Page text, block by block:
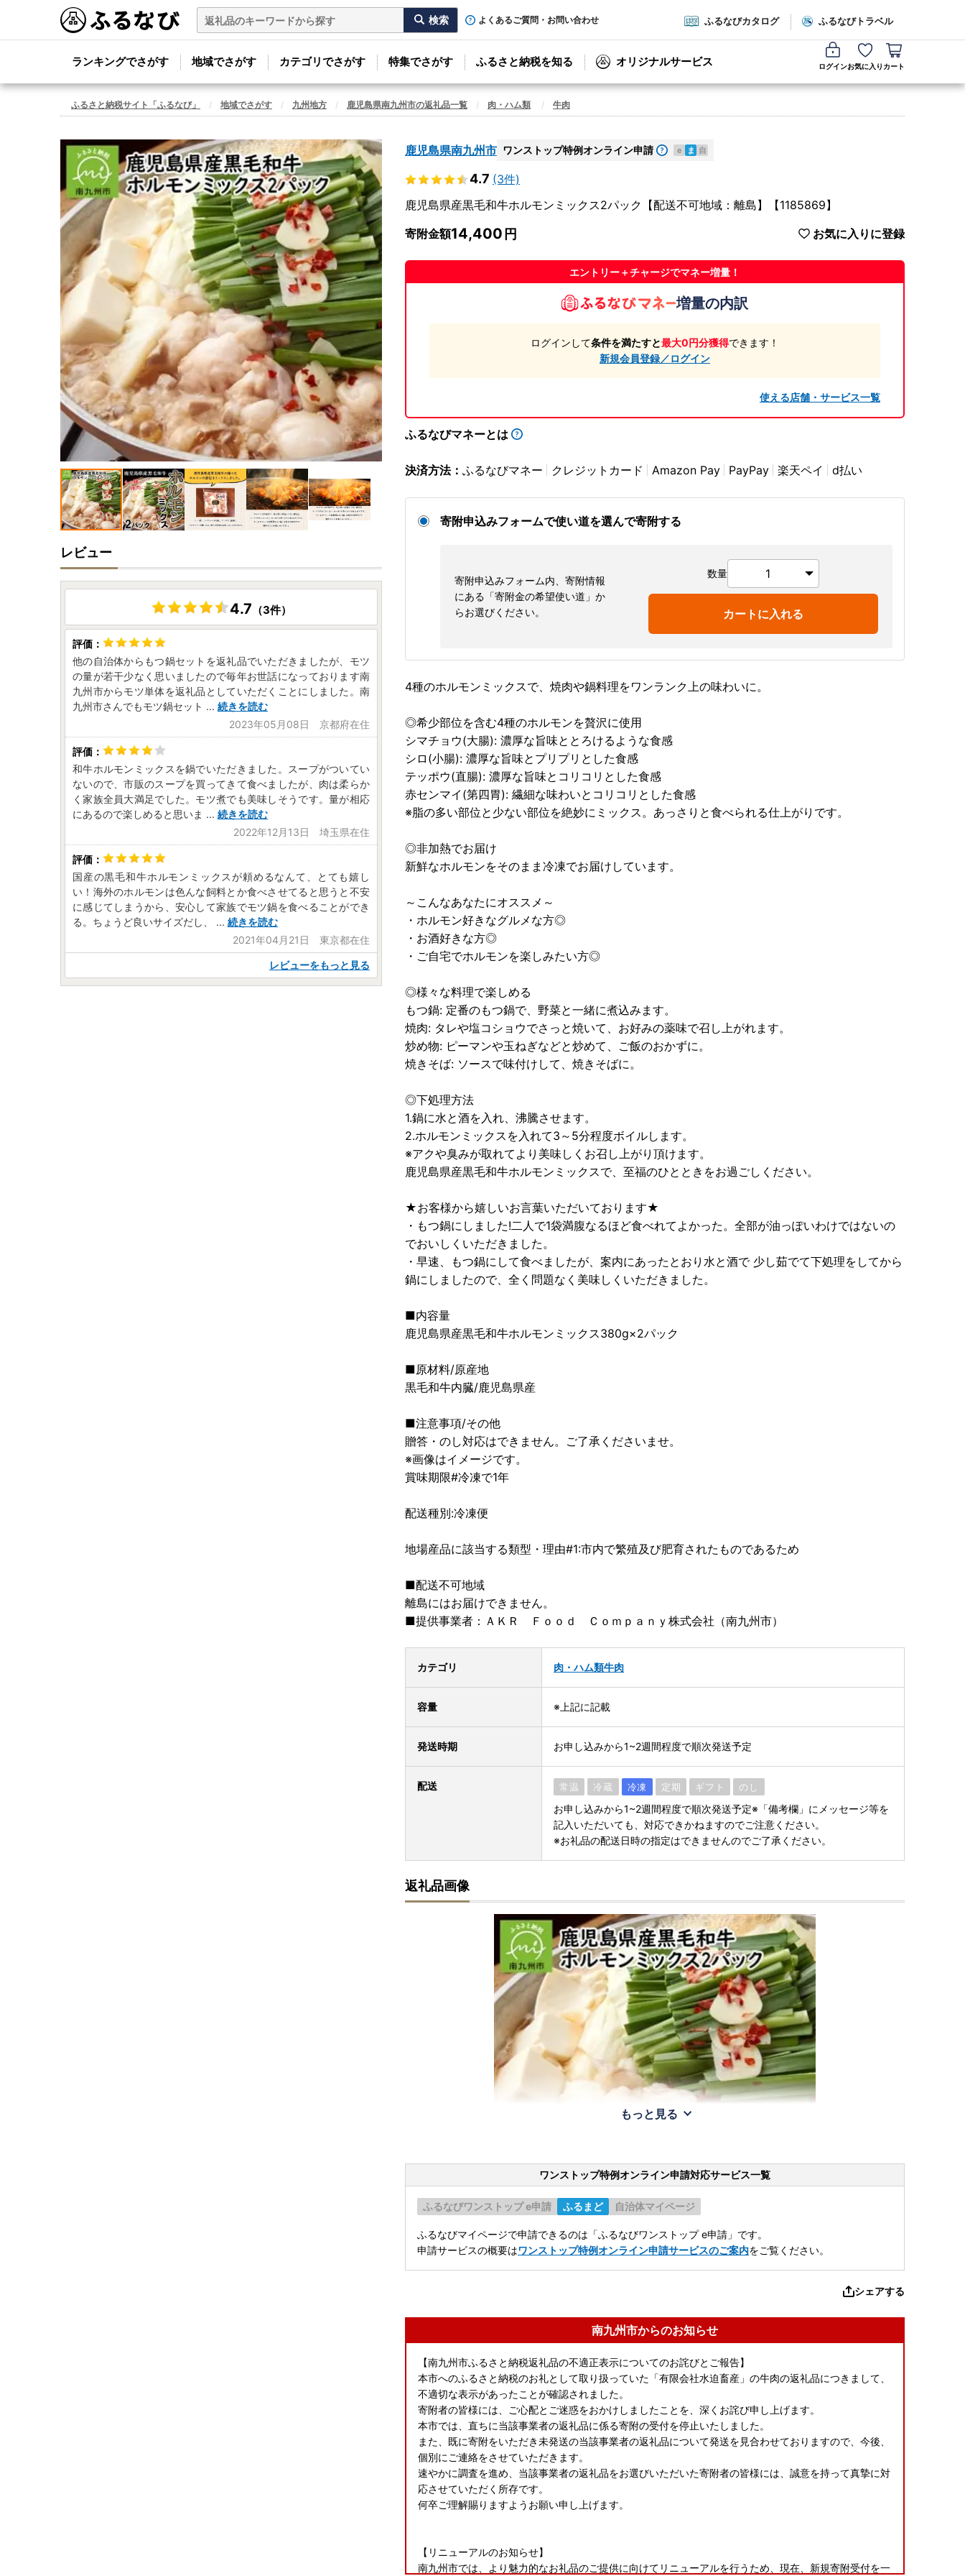
よくあるご質問・お問い合わせ ふるなびカタログ ふるなびトラベル
ランキングでさがす 地域でさがす カテゴリでさがす 特集でさがす ふるさと納税を知る オリジナルサービス ログインお気に入り カート
ふるさと納税サイト「ふるなび」 地域でさがす 九州地方 鹿児島県南九州市の返礼品一覧 肉・ハム類 牛肉
鹿児島県南九州市 ワンストップ特例オンライン申請 e ま 自
4.7 (3件)
鹿児島県産黒毛和牛ホルモンミックス2パック【配送不可地域：離島】【1185869】
寄附金額14,400 お気に入りに登録
エントリー＋チャージでマネー増量！
増量の内訳
ログインして条件を満たすと最大0円分獲得できます！
新規会員登録／ログイン
使える店舗・サービス一覧
ふるなびマネーとは
決済方法： ふるなびマネー クレジットカード Amazon Pay PayPay 楽天ペイ d払い
寄附申込みフォームで使い道を選んで寄附する
寄附申込みフォーム内、寄附情報
にある「寄附金の希望使い道」か
らお選びください。
数量
カートに入れる
4種のホルモンミックスで、焼肉や鍋料理をワンランク上の味わいに。
◎希少部位を含む4種のホルモンを贅沢に使用
シマチョウ(大腸): 濃厚な旨味ととろけるような食感
シロ(小腸): 濃厚な旨味とプリプリとした食感
テッポウ(直腸): 濃厚な旨味とコリコリとした食感
赤センマイ(第四胃): 繊細な味わいとコリコリとした食感
※脂の多い部位と少ない部位を絶妙にミックス。あっさりと食べられる仕上がりです。
◎非加熱でお届け
新鮮なホルモンをそのまま冷凍でお届けしています。
～こんなあなたにオススメ～
・ホルモン好きなグルメな方◎
・お酒好きな方◎
・ご自宅でホルモンを楽しみたい方◎
◎様々な料理で楽しめる
もつ鍋: 定番のもつ鍋で、野菜と一緒に煮込みます。
焼肉: タレや塩コショウでさっと焼いて、お好みの薬味で召し上がれます。
炒め物: ピーマンや玉ねぎなどと炒めて、ご飯のおかずに。
焼きそば: ソースで味付けして、焼きそばに。
◎下処理方法
1.鍋に水と酒を入れ、沸騰させます。
2.ホルモンミックスを入れて3～5分程度ボイルします。
※アクや臭みが取れてより美味しくお召し上がり頂けます。
鹿児島県産黒毛和牛ホルモンミックスで、至福のひとときをお過ごしください。
★お客様から嬉しいお言葉いただいております★
・もつ鍋にしました!二人で1袋満腹なるほど食べれてよかった。全部が油っぽいわけではないの
でおいしくいただきました。
・早速、もつ鍋にして食べましたが、案内にあったとおり水と酒で 少し茹でて下処理をしてから
鍋にしましたので、全く問題なく美味しくいただきました。
■内容量
鹿児島県産黒毛和牛ホルモンミックス380g×2パック
■原材料/原産地
黒毛和牛内臓/鹿児島県産
■注意事項/その他
贈答・のし対応はできません。ご了承くださいませ。
※画像はイメージです。
賞味期限#冷凍で1年
配送種別:冷凍便
地場産品に該当する類型・理由#1:市内で繁殖及び肥育されたものであるため
■配送不可地域
離島にはお届けできません。
■提供事業者：ＡＫＲ Ｆｏｏｄ Ｃｏｍｐａｎｙ株式会社（南九州市）
カテゴリ 肉・ハム類牛肉
容量 ※上記に記載
発送時期 お申し込みから1~2週間程度で順次発送予定
配送 常温 冷蔵 冷凍 定期 ギフト のし
お申し込みから1~2週間程度で順次発送予定※「備考欄」にメッセージ等を
記入いただいても、対応できかねますのでご注意ください。
※お礼品の配送日時の指定はできませんのでご了承ください。
返礼品画像
もっと見る
ワンストップ特例オンライン申請対応サービス一覧
ふるなびワンストップ e申請 ふるまど 自治体マイページ
ふるなびマイページで申請できるのは「ふるなびワンストップ e申請」です。
申請サービスの概要はワンストップ特例オンライン申請サービスのご案内をご覧ください。
シェアする
南九州市からのお知らせ
【南九州市ふるさと納税返礼品の不適正表示についてのお詫びとご報告】
本市へのふるさと納税のお礼として取り扱っていた「有限会社水迫畜産」の牛肉の返礼品につきまして、
不適切な表示があったことが確認されました。
寄附者の皆様には、ご心配とご迷惑をおかけしましたことを、深くお詫び申し上げます。
本市では、直ちに当該事業者の返礼品に係る寄附の受付を停止いたしました。
また、既に寄附をいただき未発送の当該事業者の返礼品について発送を見合わせておりますので、今後、
個別にご連絡をさせていただきます。
速やかに調査を進め、当該事業者の返礼品をお選びいただいた寄附者の皆様には、誠意を持って真摯に対
応させていただく所存です。
何卒ご理解賜りますようお願い申し上げます。
【リニューアルのお知らせ】
南九州市では、より魅力的なお礼品のご提供に向けてリニューアルを行うため、現在、新規寄附受付を一
レビュー
4.7 （3件）
他の自治体からもつ鍋セットを返礼品でいただきましたが、モツ
の量が若干少なく思いましたので毎年お世話になっております南
九州市からモツ単体を返礼品としていただくことにしました。南
九州市さんでもモツ鍋セット ... 続きを読む
2023年05月08日 京都府在住
和牛ホルモンミックスを鍋でいただきました。スープがついてい
ないので、市販のスープを買ってきて食べましたが、肉は柔らか
く家族全員大満足でした。モツ煮でも美味しそうです。量が相応
にあるので楽しめると思いま ... 続きを読む
2022年12月13日 埼玉県在住
国産の黒毛和牛ホルモンミックスが頼めるなんて、とても嬉し
い！海外のホルモンは色んな飼料とか食べさせてると思うと不安
に感じてしまうから、安心して家族でモツ鍋を食べることができ
る。ちょうど良いサイズだし、
... 続きを読む
2021年04月21日 東京都在住
レビューをもっと見る